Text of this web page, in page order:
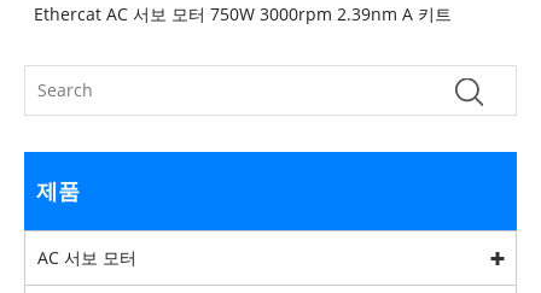
Ethercat AC 서보 모터 750W 3000rpm 2.39nm A 키트
제품
AC 서보 모터